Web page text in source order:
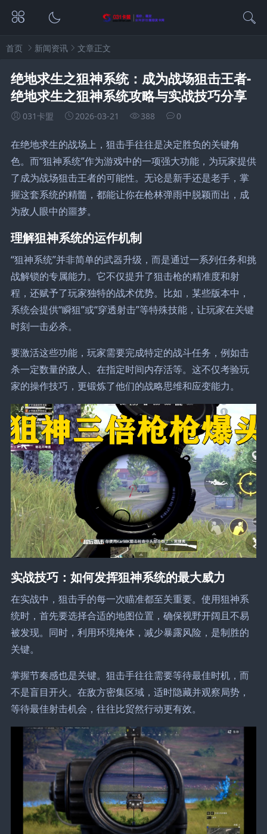
首页 新闻资讯 文章正文
绝地求生之狙神系统：成为战场狙击王者-
绝地求生之狙神系统攻略与实战技巧分享
031卡盟 2026-03-21 388 0
在绝地求生的战场上，狙击手往往是决定胜负的关键角
色。而“狙神系统”作为游戏中的一项强大功能，为玩家提供
了成为战场狙击王者的可能性。无论是新手还是老手，掌
握这套系统的精髓，都能让你在枪林弹雨中脱颖而出，成
为敌人眼中的噩梦。
理解狙神系统的运作机制
“狙神系统”并非简单的武器升级，而是通过一系列任务和挑
战解锁的专属能力。它不仅提升了狙击枪的精准度和射
程，还赋予了玩家独特的战术优势。比如，某些版本中，
系统会提供“瞬狙”或“穿透射击”等特殊技能，让玩家在关键
时刻一击必杀。
要激活这些功能，玩家需要完成特定的战斗任务，例如击
杀一定数量的敌人、在指定时间内存活等。这不仅考验玩
家的操作技巧，更锻炼了他们的战略思维和应变能力。
实战技巧：如何发挥狙神系统的最大威力
在实战中，狙击手的每一次瞄准都至关重要。使用狙神系
统时，首先要选择合适的地图位置，确保视野开阔且不易
被发现。同时，利用环境掩体，减少暴露风险，是制胜的
关键。
掌握节奏感也是关键。狙击手往往需要等待最佳时机，而
不是盲目开火。在敌方密集区域，适时隐藏并观察局势，
等待最佳射击机会，往往比贸然行动更有效。